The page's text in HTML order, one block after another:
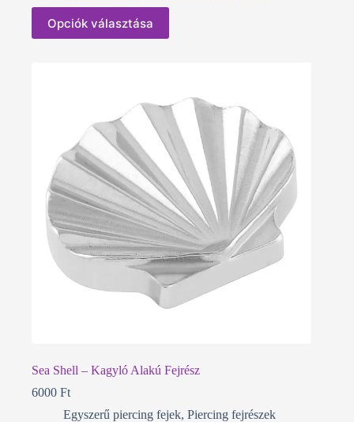
Opciók választása
Ennek
terméknek
termékoldalon
választhatók
Sea Shell – Kagyló Alakú Fejrész
6000 Ft
Egyszerű piercing fejek, Piercing fejrészek